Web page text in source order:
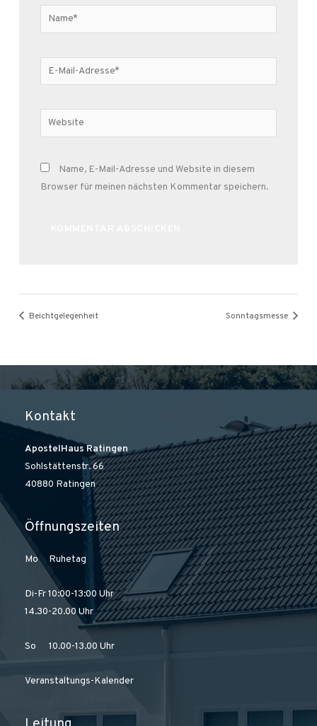
Name*
E-
Mail-
Website
Name, E-Mail-Adresse und Website in diesem
Browser für meinen nächsten Kommentar speichern.
Beichtgelegenheit Sonntagsmesse
Kontakt
ApostelHaus Ratingen
Sohlstättenstr. 66
40880 Ratingen
Öffnungszeiten
Mo Ruhetag
Di-Fr 10:00-13:00 Uhr
14.30-20.00 Uhr
So 10.00-13.00 Uhr
Veranstaltungs-Kalender